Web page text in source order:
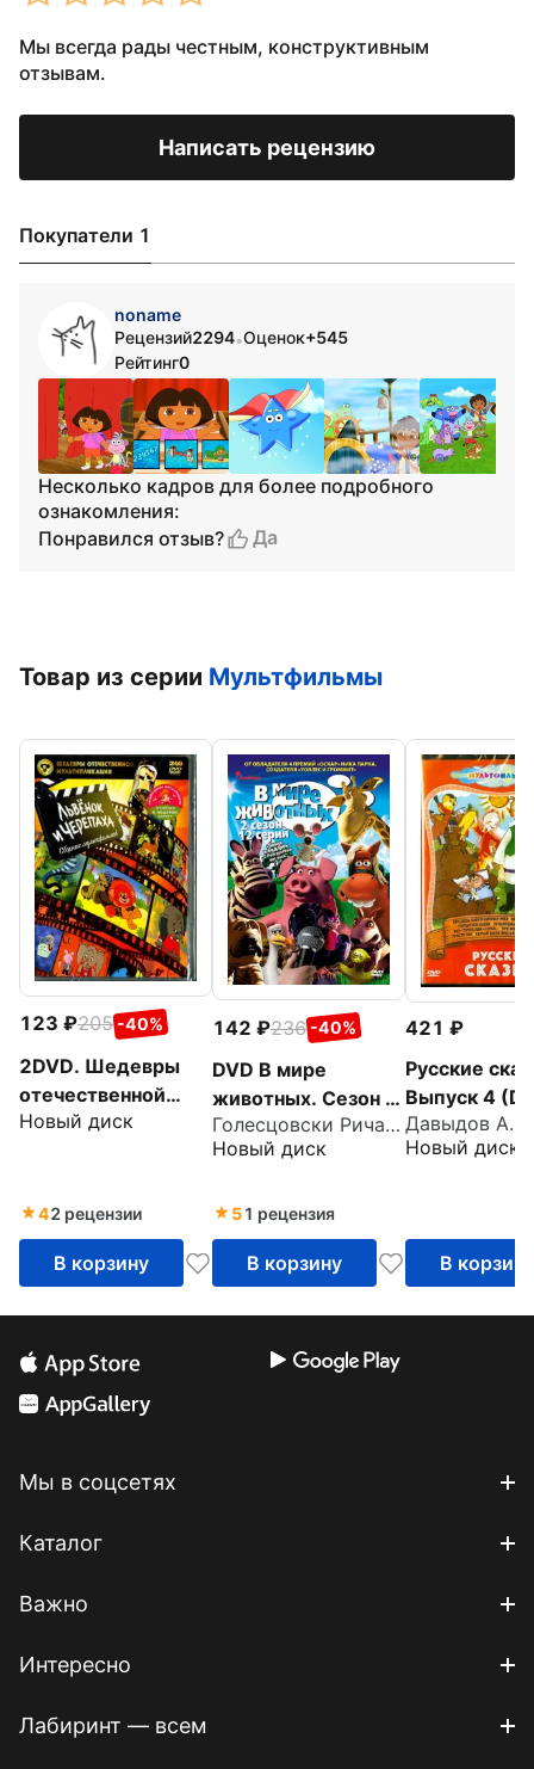
Мы всегда рады честным, конструктивным
отзывам.
Написать рецензию
Покупатели 1
noname
Рецензий2294•Оценок+545
Рейтинг0
Несколько кадров для более подробного
ознакомления:
Понравился отзыв?
Да
Товар из серии Мультфильмы
123 205 -40%
2DVD. Шедевры
отечественной
мультипликации.
мультики в подарок
Новый диск
42 рецензии
В корзину
142 236 -40%
DVD В мире
животных. Сезон 2.
Серии 1-12
Голесцовски Ричард
Новый диск
51 рецензия
В корзину
421
Русские
Выпуск 4
Давыдов А.
Новый диск
В корзину
Мы в соцсетях
Каталог
Важно
Интересно
Лабиринт — всем